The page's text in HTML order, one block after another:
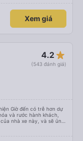
có ma nào dám chở đâu
ke...) Và thế là
Một Chuyến
Xem giá
4.2 star_rate
(543 đánh giá)
Giờ đến có trễ hơn dự
và rước hành khách,
nhà xe này, và sẽ ủng
nhà xe này